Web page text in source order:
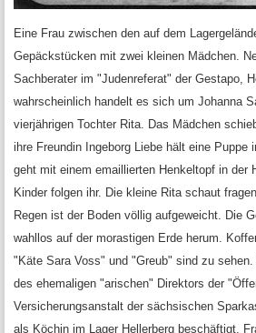
Eine Frau zwischen den auf dem
Gepäckstücken mit zwei kleinen Mädchen.
Sachberater im "Judenreferat" der Gestapo,
wahrscheinlich handelt es sich um Johanna
vierjährigen Tochter Rita. Das Mädchen
ihre Freundin Ingeborg Liebe hält eine Puppe
geht mit einem emaillierten Henkeltopf in der
Kinder folgen ihr. Die kleine Rita schaut
Regen ist der Boden völlig aufgeweicht. Die
wahllos auf der morastigen Erde herum.
"Käte Sara Voss" und "Greub" sind zu
des ehemaligen "arischen" Direktors der
Versicherungsanstalt der sächsischen
als Köchin im Lager Hellerberg beschäftigt.